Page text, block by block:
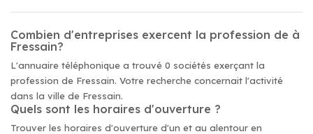
Combien d'entreprises exercent la profession de à
Fressain?
L'annuaire téléphonique a trouvé 0 sociétés exerçant la
profession de Fressain. Votre recherche concernait l'activité
dans la ville de Fressain.
Quels sont les horaires d'ouverture ?
Trouver les horaires d'ouverture d'un et au alentour en